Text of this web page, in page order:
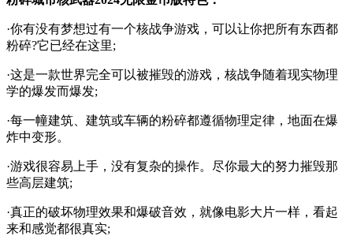
·你有没有梦想过有一个核战争游戏，可以让你把所有东西都
粉碎?它已经在这里;
·这是一款世界完全可以被摧毁的游戏，核战争随着现实物理
学的爆发而爆发;
·每一幢建筑、建筑或车辆的粉碎都遵循物理定律，地面在爆
炸中变形。
·游戏很容易上手，没有复杂的操作。尽你最大的努力摧毁那
些高层建筑;
·真正的破坏物理效果和爆破音效，就像电影大片一样，看起
来和感觉都很真实;